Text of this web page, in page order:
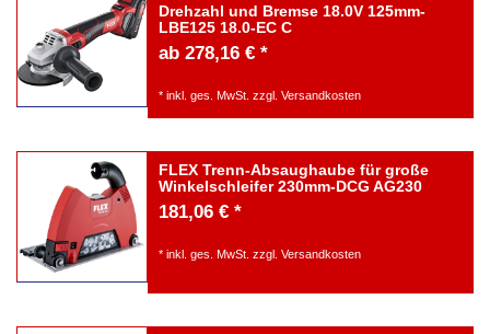
Drehzahl und Bremse 18.0V 125mm-
LBE125 18.0-EC C
ab 278,16 € *
* inkl. ges. MwSt. zzgl. Versandkosten
FLEX Trenn-Absaughaube für große
Winkelschleifer 230mm-DCG AG230
181,06 € *
* inkl. ges. MwSt. zzgl. Versandkosten